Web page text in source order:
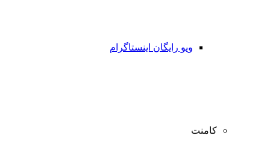
ویو رایگان اینستاگرام
کامنت